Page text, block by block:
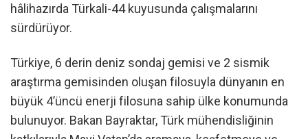
hâlihazırda Türkali-44 kuyusunda çalışmalarını
sürdürüyor.
Türkiye, 6 derin deniz sondaj gemisi ve 2 sismik
araştırma gemisinden oluşan filosuyla dünyanın en
büyük 4’üncü enerji filosuna sahip ülke konumunda
bulunuyor. Bakan Bayraktar, Türk mühendisliğinin